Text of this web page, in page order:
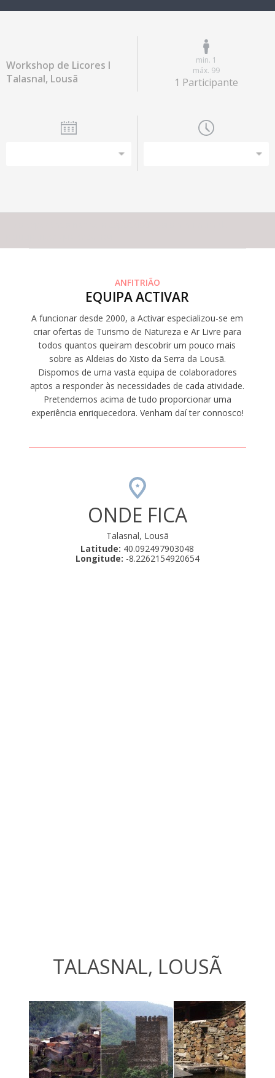
Workshop de Licores I
Talasnal, Lousã
min. 1
máx. 99
1 Participante
ANFITRIÃO
EQUIPA ACTIVAR
A funcionar desde 2000, a Activar especializou-se em
criar ofertas de Turismo de Natureza e Ar Livre para
todos quantos queiram descobrir um pouco mais
sobre as Aldeias do Xisto da Serra da Lousã.
Dispomos de uma vasta equipa de colaboradores
aptos a responder às necessidades de cada atividade.
Pretendemos acima de tudo proporcionar uma
experiência enriquecedora. Venham daí ter connosco!
ONDE FICA
Talasnal, Lousã
Latitude: 40.092497903048
Longitude: -8.2262154920654
TALASNAL, LOUSÃ